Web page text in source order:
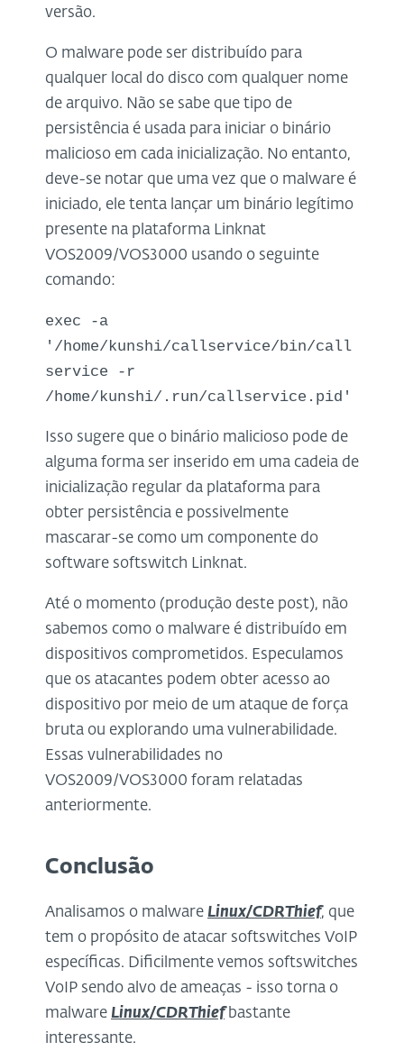
versão.
O malware pode ser distribuído para
qualquer local do disco com qualquer nome
de arquivo. Não se sabe que tipo de
persistência é usada para iniciar o binário
malicioso em cada inicialização. No entanto,
deve-se notar que uma vez que o malware é
iniciado, ele tenta lançar um binário legítimo
presente na plataforma Linknat
VOS2009/VOS3000 usando o seguinte
comando:
exec -a
'/home/kunshi/callservice/bin/call
service -r
/home/kunshi/.run/callservice.pid'
Isso sugere que o binário malicioso pode de
alguma forma ser inserido em uma cadeia de
inicialização regular da plataforma para
obter persistência e possivelmente
mascarar-se como um componente do
software softswitch Linknat.
Até o momento (produção deste post), não
sabemos como o malware é distribuído em
dispositivos comprometidos. Especulamos
que os atacantes podem obter acesso ao
dispositivo por meio de um ataque de força
bruta ou explorando uma vulnerabilidade.
Essas vulnerabilidades no
VOS2009/VOS3000 foram relatadas
anteriormente.
Conclusão
Analisamos o malware Linux/CDRThief, que
tem o propósito de atacar softswitches VoIP
específicas. Dificilmente vemos softswitches
VoIP sendo alvo de ameaças - isso torna o
malware Linux/CDRThiefbastante
interessante.